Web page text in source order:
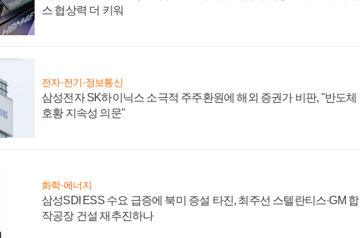
스 협상력 더 키워
전자·전기·정보통신
삼성전자 SK하이닉스 소극적 주주환원에 해외 증권가 비판, "반도체
호황 지속성 의문"
화학·에너지
삼성SDI ESS 수요 급증에 북미 증설 타진, 최주선 스텔란티스·GM 합
작공장 건설 재추진하나